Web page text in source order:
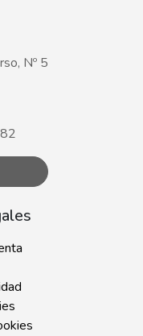
Nº 5